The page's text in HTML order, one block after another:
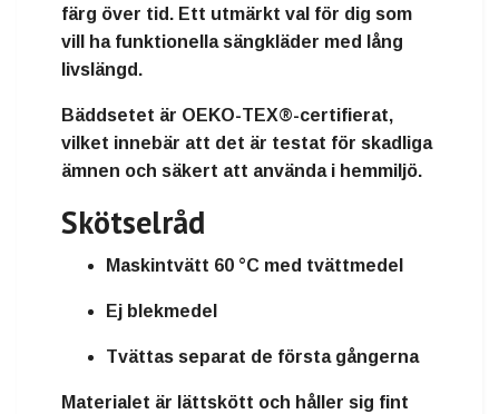
färg över tid. Ett utmärkt val för dig som
vill ha funktionella sängkläder med lång
livslängd.
Bäddsetet är OEKO-TEX®-certifierat,
vilket innebär att det är testat för skadliga
ämnen och säkert att använda i hemmiljö.
Skötselråd
Maskintvätt 60 °C med tvättmedel
Ej blekmedel
Tvättas separat de första gångerna
Materialet är lättskött och håller sig fint